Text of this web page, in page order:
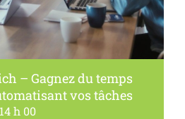
– Gagnez du temps
vos tâches
14 h 00